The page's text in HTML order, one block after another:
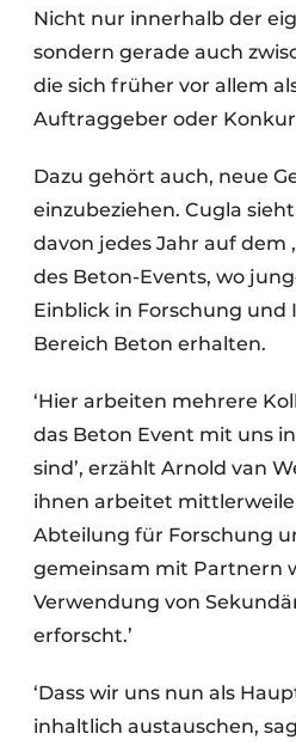
Nicht nur innerhalb der
sondern gerade auch
die sich früher vor allem
Auftraggeber oder
Dazu gehört auch, neue
einzubeziehen. Cugla
davon jedes Jahr auf dem
des Beton-Events, wo
Einblick in Forschung und
Bereich Beton erhalten.
‘Hier arbeiten mehrere
das Beton Event mit uns
sind’, erzählt Arnold van
ihnen arbeitet
Abteilung für Forschung
gemeinsam mit Partnern
Verwendung von
erforscht.’
‘Dass wir uns nun als
inhaltlich austauschen,